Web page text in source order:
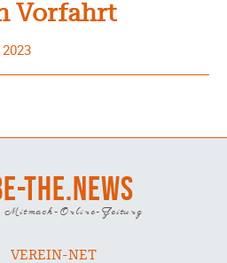
Vorfahrt
THE.NEWS
Mitmach-Online-Zeitung
VEREIN-NET